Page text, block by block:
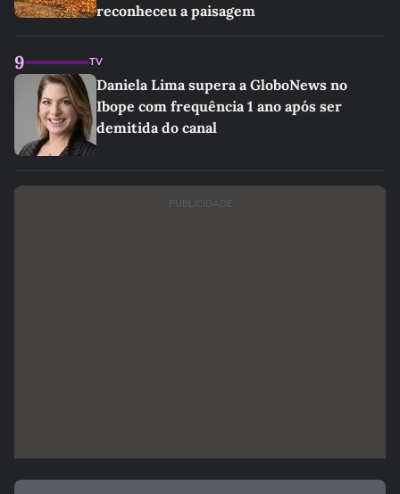
reconheceu a paisagem
9 TV
Daniela Lima supera a GloboNews no
Ibope com frequência 1 ano após ser
demitida do canal
PUBLICIDADE